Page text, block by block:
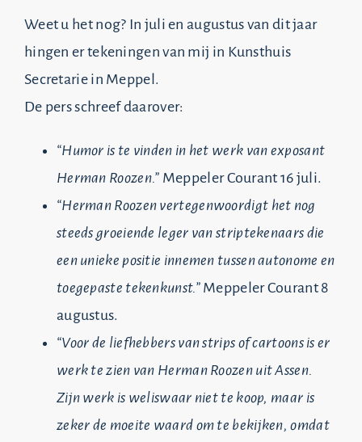
Weet u het nog? In juli en augustus van dit jaar
hingen er tekeningen van mij in Kunsthuis
Secretarie in Meppel.
De pers schreef daarover:
“Humor is te vinden in het werk van exposant
Herman Roozen.” Meppeler Courant 16 juli.
“Herman Roozen vertegenwoordigt het nog
steeds groeiende leger van striptekenaars die
een unieke positie innemen tussen autonome en
toegepaste tekenkunst.”Meppeler Courant 8
augustus.
“Voor de liefhebbers van strips of cartoons is er
werk te zien van Herman Roozen uit Assen.
Zijn werk is weliswaar niet te koop, maar is
zeker de moeite waard om te bekijken, omdat